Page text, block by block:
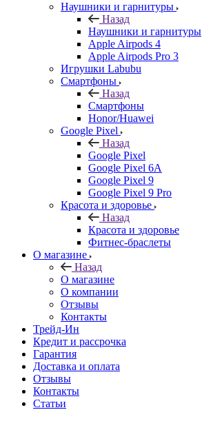
Наушники и гарнитуры
Назад
Наушники и гарнитуры
Apple Airpods 4
Apple Airpods Pro 3
Игрушки Labubu
Смартфоны
Назад
Смартфоны
Honor/Huawei
Google Pixel
Назад
Google Pixel
Google Pixel 6A
Google Pixel 9
Google Pixel 9 Pro
Красота и здоровье
Назад
Красота и здоровье
Фитнес-браслеты
О магазине
Назад
О магазине
О компании
Отзывы
Контакты
Трейд-Ин
Кредит и рассрочка
Гарантия
Доставка и оплата
Отзывы
Контакты
Статьи